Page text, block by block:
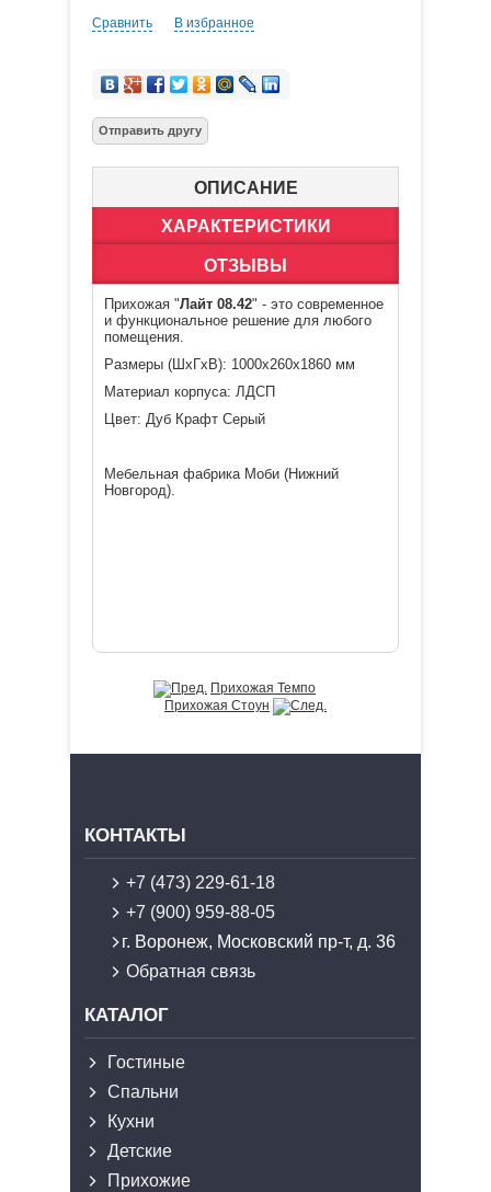
Сравнить В избранное
ОПИСАНИЕ
ХАРАКТЕРИСТИКИ
ОТЗЫВЫ
Прихожая "Лайт 08.42" - это современное
и функциональное решение для любого
помещения.
Размеры (ШхГхВ): 1000х260х1860 мм
Материал корпуса: ЛДСП
Цвет: Дуб Крафт Серый
Мебельная фабрика Моби (Нижний
Новгород).
Прихожая Темпо
Прихожая Стоун
КОНТАКТЫ
+7 (473) 229-61-18
+7 (900) 959-88-05
г. Воронеж, Московский пр-т, д. 36
Обратная связь
КАТАЛОГ
Гостиные
Спальни
Кухни
Детские
Прихожие